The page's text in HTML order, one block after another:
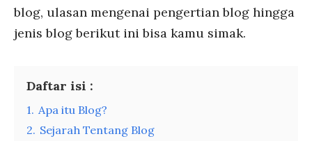
blog, ulasan mengenai pengertian blog hingga
jenis blog berikut ini bisa kamu simak.
Daftar isi :
1. Apa itu Blog?
2. Sejarah Tentang Blog